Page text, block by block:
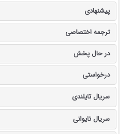
پیشنهادی
ترجمه اختصاصی
در حال پخش
درخواستی
سریال تایلندی
سریال تایوانی